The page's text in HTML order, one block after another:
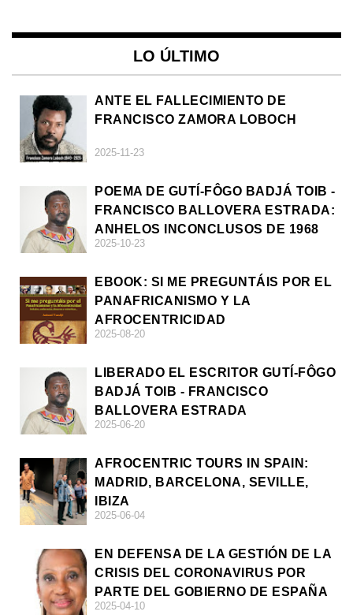
LO ÚLTIMO
ANTE EL FALLECIMIENTO DE
FRANCISCO ZAMORA LOBOCH
2025-11-23
POEMA DE GUTÍ-FÔGO BADJÁ TOIB -
FRANCISCO BALLOVERA ESTRADA:
ANHELOS INCONCLUSOS DE 1968
2025-10-23
EBOOK: SI ME PREGUNTÁIS POR EL
PANAFRICANISMO Y LA
AFROCENTRICIDAD
2025-08-20
LIBERADO EL ESCRITOR GUTÍ-FÔGO
BADJÁ TOIB - FRANCISCO
BALLOVERA ESTRADA
2025-06-20
AFROCENTRIC TOURS IN SPAIN:
MADRID, BARCELONA, SEVILLE,
IBIZA
2025-06-04
EN DEFENSA DE LA GESTIÓN DE LA
CRISIS DEL CORONAVIRUS POR
PARTE DEL GOBIERNO DE ESPAÑA
2025-04-10